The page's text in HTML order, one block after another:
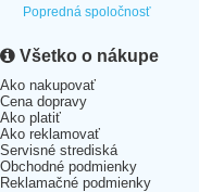
Popredná spoločnosť
Všetko o nákupe
Ako nakupovať
Cena dopravy
Ako platiť
Ako reklamovať
Servisné strediská
Obchodné podmienky
Reklamačné podmienky